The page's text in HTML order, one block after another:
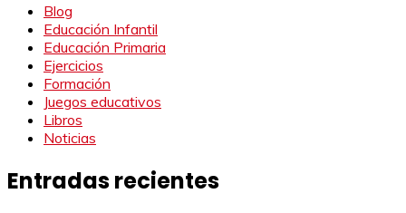
Blog
Educación Infantil
Educación Primaria
Ejercicios
Formación
Juegos educativos
Libros
Noticias
Entradas recientes